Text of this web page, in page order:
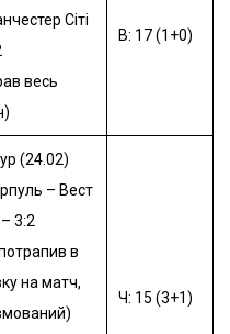
Сіті
весь
В: 17 (1+0)
(24.02)
– Вест
3:2
в
на матч,
Ч: 15 (3+1)